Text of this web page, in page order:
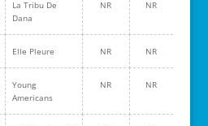
La Tribu De
Dana
NR NR
Elle Pleure NR NR
Young
Americans
NR NR